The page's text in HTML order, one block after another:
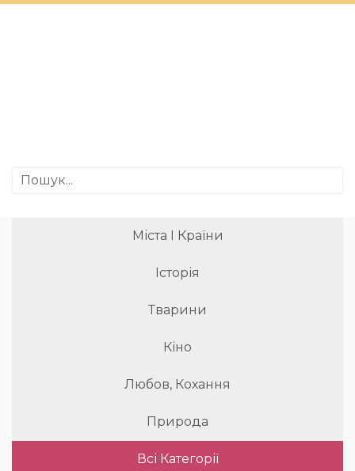
Міста І Країни
Історія
Тварини
Кіно
Любов, Кохання
Природа
Всі Категорії